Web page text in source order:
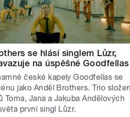
se hlásí singlem Lůzr,
na úspěšné Goodfellas
české kapely Goodfellas se
jako Anděl Brothers. Trio
Toma, Jana a Jakuba Andělových
první singl Lůzr.